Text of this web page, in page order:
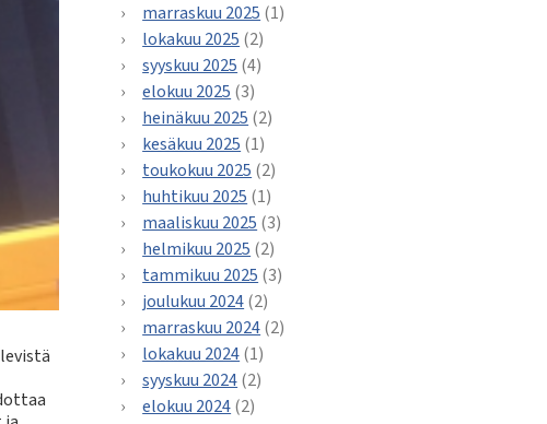
marraskuu 2025 (1)
lokakuu 2025 (2)
syyskuu 2025 (4)
elokuu 2025 (3)
heinäkuu 2025 (2)
kesäkuu 2025 (1)
toukokuu 2025 (2)
huhtikuu 2025 (1)
maaliskuu 2025 (3)
helmikuu 2025 (2)
tammikuu 2025 (3)
joulukuu 2024(2)
marraskuu 2024(2)
lokakuu 2024(1)
syyskuu 2024(2)
elokuu 2024(2)